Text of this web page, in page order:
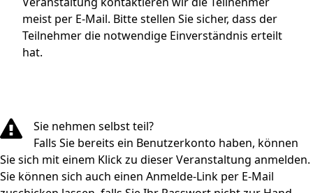
meist per E-Mail. Bitte stellen Sie sicher, dass der
Teilnehmer die notwendige Einverständnis erteilt
hat.
Sie nehmen selbst teil?
Falls Sie bereits ein Benutzerkonto haben, können
Sie sich mit einem Klick zu dieser Veranstaltung anmelden.
Sie können sich auch einen Anmelde-Link per E-Mail